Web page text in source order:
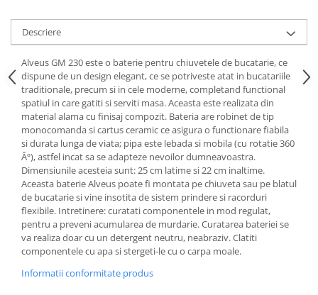
Descriere
Alveus GM 230 este o baterie pentru chiuvetele de bucatarie, ce
dispune de un design elegant, ce se potriveste atat in bucatariile
traditionale, precum si in cele moderne, completand functional
spatiul in care gatiti si serviti masa. Aceasta este realizata din
material alama cu finisaj compozit. Bateria are robinet de tip
monocomanda si cartus ceramic ce asigura o functionare fiabila
si durata lunga de viata; pipa este lebada si mobila (cu rotatie 360
Âº), astfel incat sa se adapteze nevoilor dumneavoastra.
Dimensiunile acesteia sunt: 25 cm latime si 22 cm inaltime.
Aceasta baterie Alveus poate fi montata pe chiuveta sau pe blatul
de bucatarie si vine insotita de sistem prindere si racorduri
flexibile. Intretinere: curatati componentele in mod regulat,
pentru a preveni acumularea de murdarie. Curatarea bateriei se
va realiza doar cu un detergent neutru, neabraziv. Clatiti
componentele cu apa si stergeti-le cu o carpa moale.
Informatii conformitate produs